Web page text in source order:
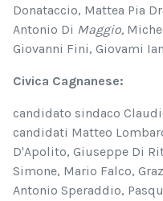
Donataccio, Mattea Pia
Antonio Di Maggio,
Giovanni Fini, Giovami
Civica Cagnanese:
candidato sindaco
candidati Matteo
D'Apolito, Giuseppe Di
Simone, Mario Falco,
Anto­nio Speraddio,